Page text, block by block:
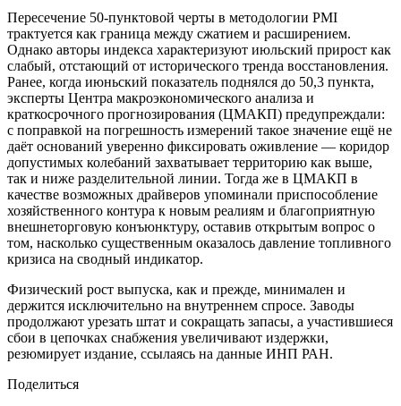
Пересечение 50-пунктовой черты в методологии PMI
трактуется как граница между сжатием и расширением.
Однако авторы индекса характеризуют июльский прирост как
слабый, отстающий от исторического тренда восстановления.
Ранее, когда июньский показатель поднялся до 50,3 пункта,
эксперты Центра макроэкономического анализа и
краткосрочного прогнозирования (ЦМАКП) предупреждали:
с поправкой на погрешность измерений такое значение ещё не
даёт оснований уверенно фиксировать оживление — коридор
допустимых колебаний захватывает территорию как выше,
так и ниже разделительной линии. Тогда же в ЦМАКП в
качестве возможных драйверов упоминали приспособление
хозяйственного контура к новым реалиям и благоприятную
внешнеторговую конъюнктуру, оставив открытым вопрос о
том, насколько существенным оказалось давление топливного
кризиса на сводный индикатор.
Физический рост выпуска, как и прежде, минимален и
держится исключительно на внутреннем спросе. Заводы
продолжают урезать штат и сокращать запасы, а участившиеся
сбои в цепочках снабжения увеличивают издержки,
резюмирует издание, ссылаясь на данные ИНП РАН.
Поделиться